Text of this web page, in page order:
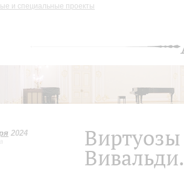
и специальные проекты
2024